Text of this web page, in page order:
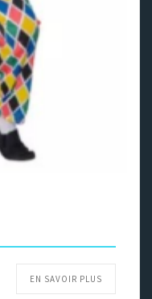
EN SAVOIR PLUS